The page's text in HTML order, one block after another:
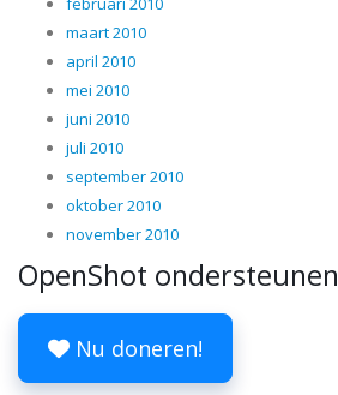
maart 2010
april 2010
mei 2010
juni 2010
juli 2010
september 2010
oktober 2010
november 2010
OpenShot ondersteunen
Nu doneren!